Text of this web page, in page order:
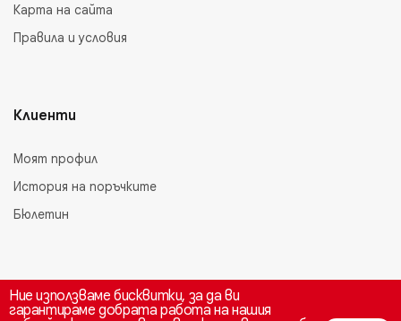
Ние използваме бисквитки, за да ви
гарантираме добрата работа на нашия
Карта на сайта
Правила и условия
Клиенти
Моят профил
История на поръчките
Бюлетин